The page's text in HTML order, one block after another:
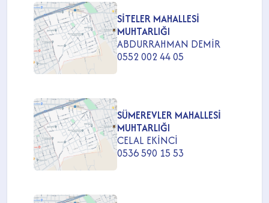
SİTELER MAHALLESİ
MUHTARLIĞI
ABDURRAHMAN DEMİR
0552 002 44 05
SÜMEREVLER MAHALLESİ
MUHTARLIĞI
CELAL EKİNCİ
0536 590 15 53